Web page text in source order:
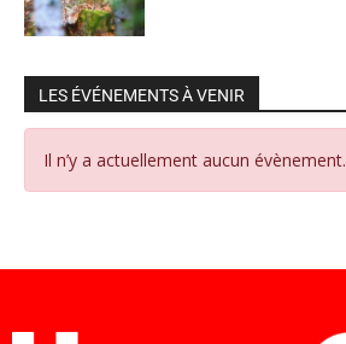
LES ÉVÉNEMENTS À VENIR
Il n’y a actuellement aucun évènement.